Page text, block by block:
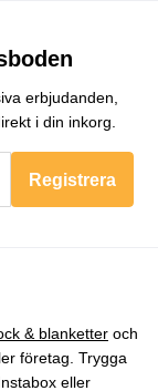
erbjudanden,
i din inkorg.
Registrera
& blanketter och
företag. Trygga
eller